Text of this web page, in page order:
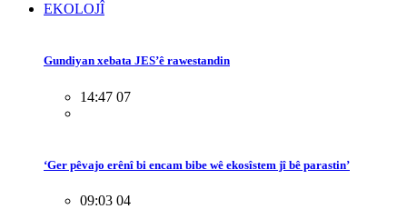
EKOLOJÎ
Gundiyan xebata JES’ê rawestandin
14:47 07
‘Ger pêvajo erênî bi encam bibe wê ekosîstem jî bê parastin’
09:03 04